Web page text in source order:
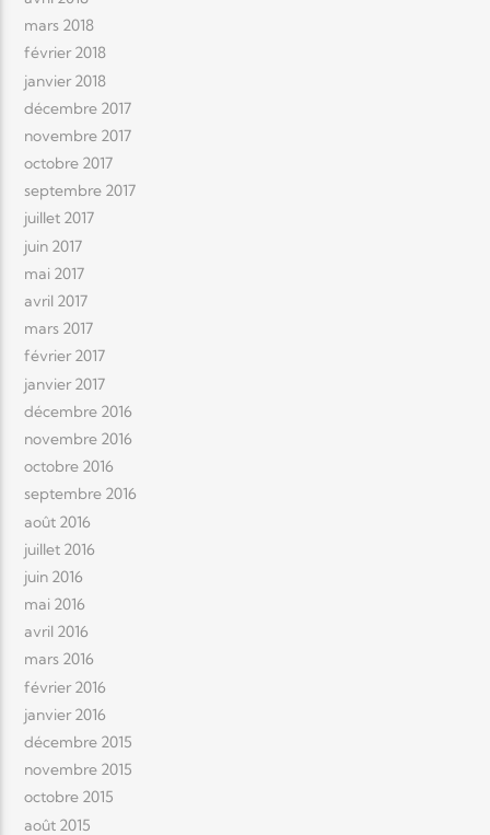
mars 2018
février 2018
janvier 2018
décembre 2017
novembre 2017
octobre 2017
septembre 2017
juillet 2017
juin 2017
mai 2017
avril 2017
mars 2017
février 2017
janvier 2017
décembre 2016
novembre 2016
octobre 2016
septembre 2016
août 2016
juillet 2016
juin 2016
mai 2016
avril 2016
mars 2016
février 2016
janvier 2016
décembre 2015
novembre 2015
octobre 2015
août 2015